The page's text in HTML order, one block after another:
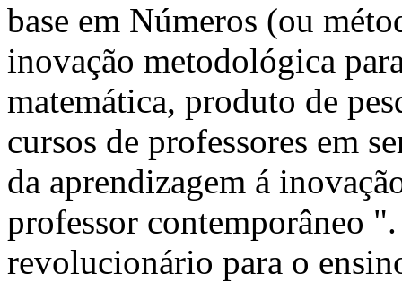
base em Números (ou
inovação metodológica
matemática, produto de
cursos de professores em
da aprendizagem á
professor contemporâneo
revolucionário para o